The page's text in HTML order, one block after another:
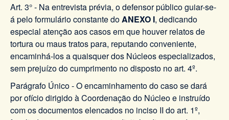
Art. 3° - Na entrevista prévia, o defensor público guiar-se-
á pelo formulário constante doANEXO I, dedicando
especial atenção aos casos em que houver relatos de
tortura ou maus tratos para, reputando conveniente,
encaminhá-los a quaisquer dos Núcleos especializados,
sem prejuízo do cumprimento no disposto no art. 4º.
Parágrafo Único - O encaminhamento do caso se dará
por ofício dirigido à Coordenação do Núcleo e instruído
com os documentos elencados no inciso II do art. 1º,